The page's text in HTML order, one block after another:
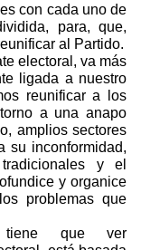
con cada uno de
para, que,
al Partido.
electoral, va más
ligada a nuestro
reunificar a los
a una anapo
amplios sectores
su inconformidad,
y el
y organice
problemas que
tiene que ver